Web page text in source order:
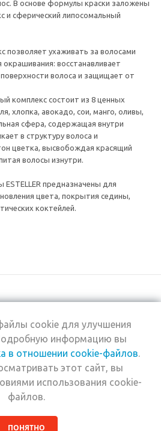
В основе формулы краски заложены
и сферический липосомальный
позволяет ухаживать за волосами
восстанавливает
волоса и защищает от
комплекс состоит из 8 ценных
хлопка, авокадо, сои, манго, оливы,
сфера, содержащая внутри
в структуру волоса и
цветка, высвобождая красящий
волосы изнутри.
предназначены для
цвета, покрытия седины,
коктейлей.
Компания
Информация
Помощь
cookie для улучшения
информацию вы
в отношении cookie-файлов.
этот сайт, вы
использования cookie-
файлов.
ПОНЯТНО